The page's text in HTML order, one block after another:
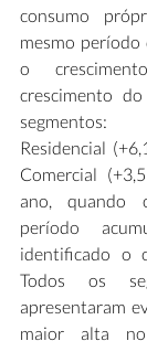
consumo
mesmo
o
crescimento
segmentos:
Residencial
Comercial
ano, quando
período
identificado o
Todos os
apresentaram
maior alta no